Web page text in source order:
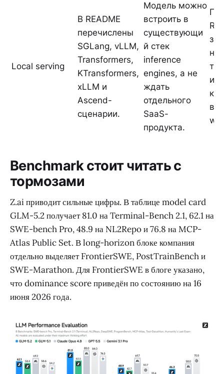
Local serving
В README
перечислены
SGLang, vLLM,
Transformers,
KTransformers,
xLLM и
Ascend-
сценарии.
Модель можно
встроить в
существующи
й стек
inference
engines, а не
ждать
отдельного
SaaS-
продукта.
и
Benchmark стоит читать с
тормозами
Z.ai приводит сильные цифры. В таблице model card
GLM-5.2 получает 81.0 на Terminal-Bench 2.1, 62.1 на
SWE-bench Pro, 48.9 на NL2Repo и 76.8 на MCP-
Atlas Public Set. В long-horizon блоке компания
отдельно выделяет FrontierSWE, PostTrainBench и
SWE-Marathon. Для FrontierSWE в блоге указано,
что dominance score приведён по состоянию на 16
июня 2026 года.